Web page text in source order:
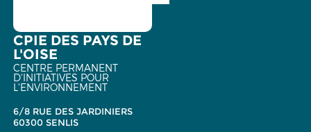
CPIE DES PAYS DE
L'OISE
CENTRE PERMANENT
D'INITIATIVES POUR
L'ENVIRONNEMENT
6/8 RUE DES JARDINIERS
60300 SENLIS